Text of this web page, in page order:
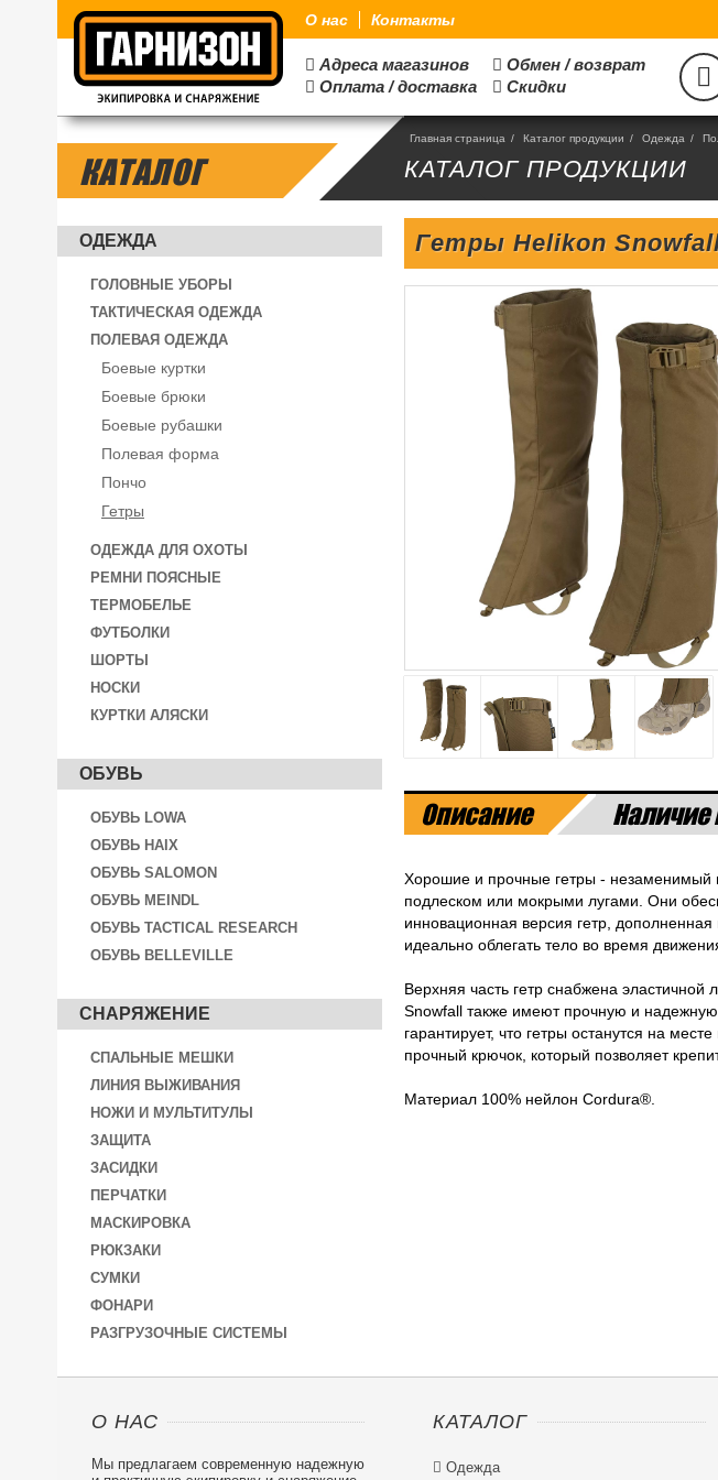
О нас Контакты
 Адреса магазинов  Обмен / возврат
 Оплата / доставка  Скидки 
КАТАЛОГ
ОДЕЖДА
ГОЛОВНЫЕ УБОРЫ
ТАКТИЧЕСКАЯ ОДЕЖДА
ПОЛЕВАЯ ОДЕЖДА
Боевые куртки
Боевые брюки
Боевые рубашки
Полевая форма
Пончо
Гетры
ОДЕЖДА ДЛЯ ОХОТЫ
РЕМНИ ПОЯСНЫЕ
ТЕРМОБЕЛЬЕ
ФУТБОЛКИ
ШОРТЫ
НОСКИ
КУРТКИ АЛЯСКИ
ОБУВЬ
ОБУВЬ LOWA
ОБУВЬ HAIX
ОБУВЬ SALOMON
ОБУВЬ MEINDL
ОБУВЬ TACTICAL RESEARCH
ОБУВЬ BELLEVILLE
СНАРЯЖЕНИЕ
СПАЛЬНЫЕ МЕШКИ
ЛИНИЯ ВЫЖИВАНИЯ
НОЖИ И МУЛЬТИТУЛЫ
ЗАЩИТА
ЗАСИДКИ
ПЕРЧАТКИ
МАСКИРОВКА
РЮКЗАКИ
СУМКИ
ФОНАРИ
РАЗГРУЗОЧНЫЕ СИСТЕМЫ
Главная страница / Каталог продукции / Одежда /
КАТАЛОГ ПРОДУКЦИИ
Гетры Helikon
Описание Наличие
Хорошие и прочные гетры - незаменимый
подлеском или мокрыми лугами. Они
инновационная версия гетр,
идеально облегать тело во время
Верхняя часть гетр снабжена эластичной
Snowfall также имеют прочную и
гарантирует, что гетры останутся на
прочный крючок, который позволяет
Материал 100% нейлон Cordura®.
О НАС
Мы предлагаем современную надежную
КАТАЛОГ
 Одежда